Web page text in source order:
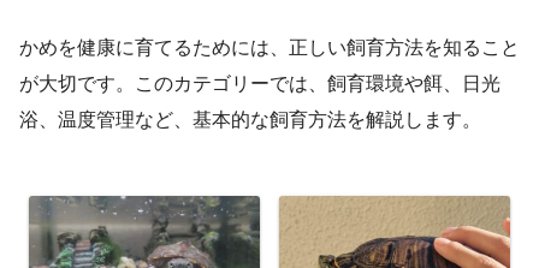
かめを健康に育てるためには、正しい飼育方法を知ること
が大切です。このカテゴリーでは、飼育環境や餌、日光
浴、温度管理など、基本的な飼育方法を解説します。